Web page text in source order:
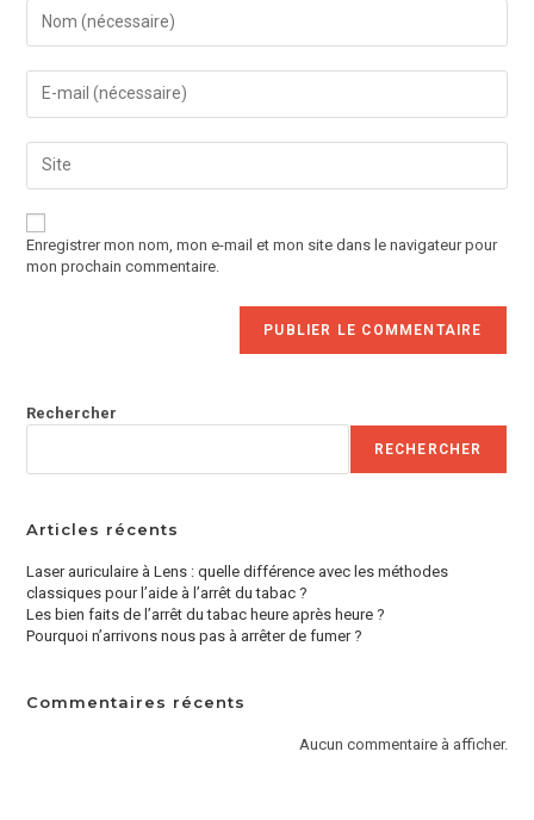
Enregistrer mon nom, mon e-mail et mon site dans le navigateur pour
mon prochain commentaire.
Rechercher
RECHERCHER
Articles récents
Laser auriculaire à Lens : quelle différence avec les méthodes
classiques pour l’aide à l’arrêt du tabac ?
Les bien faits de l’arrêt du tabac heure après heure ?
Pourquoi n’arrivons nous pas à arrêter de fumer ?
Commentaires récents
Aucun commentaire à afficher.